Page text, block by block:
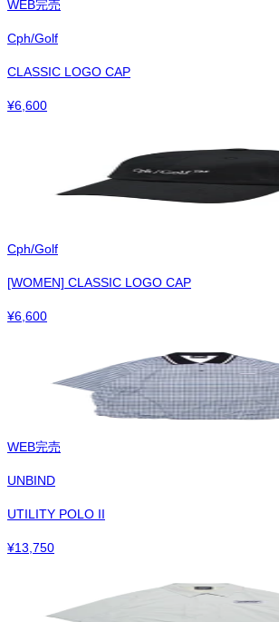
WEB完売
Cph/Golf
CLASSIC LOGO CAP
¥6,600
Cph/Golf
[WOMEN] CLASSIC LOGO CAP
¥6,600
WEB完売
UNBIND
UTILITY POLO II
¥13,750